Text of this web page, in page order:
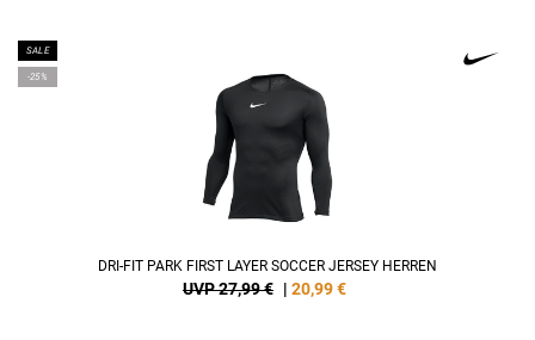
SALE
-25%
DRI-FIT PARK FIRST LAYER SOCCER JERSEY HERREN
UVP 27,99 € | 20,99€